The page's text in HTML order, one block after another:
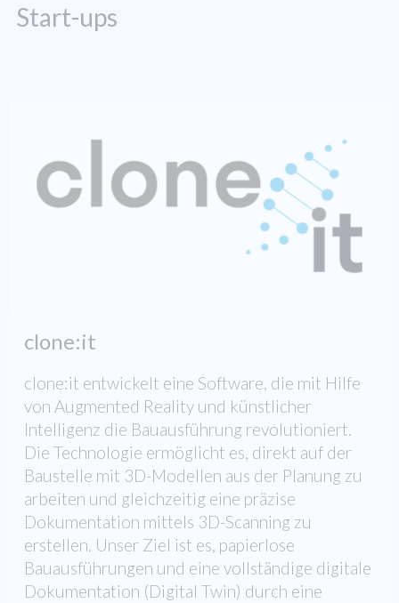
Start-ups
clone:it
clone:it entwickelt eine Software, die mit Hilfe
von Augmented Reality und künstlicher
Intelligenz die Bauausführung revolutioniert.
Die Technologie ermöglicht es, direkt auf der
Baustelle mit 3D-Modellen aus der Planung zu
arbeiten und gleichzeitig eine präzise
Dokumentation mittels 3D-Scanning zu
erstellen. Unser Ziel ist es, papierlose
Bauausführungen und eine vollständige digitale
Dokumentation (Digital Twin) durch eine